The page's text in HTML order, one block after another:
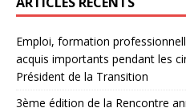
Emploi, formation
acquis importants pendant les
Président de la Transition
3ème édition de la Rencontre